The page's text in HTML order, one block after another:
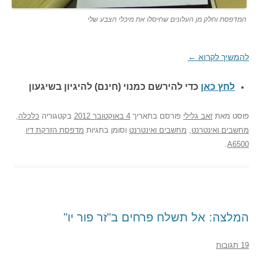
המדפסת וחלק מן העלונים שחיסלו את מיכלי הצבע שלי
להמשיך לקרוא←
לחץ כאן כדי להירשם כ מנוי (חינם) להיגיון בשיגעון
פוסטמאתזאב גליליפורסם בתאריך4 באוקטובר 2012 בקטגוריהכלכלה,
מחשבים ואינטרנט, מחשבים ואינטרנטוסומן בתגיותמדפסת הזרקת דיו
A6500
.
המלצה: אל תשלח פרחים ב"זר פור יו"
19 תגובות